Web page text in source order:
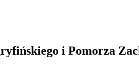
i Pomorza